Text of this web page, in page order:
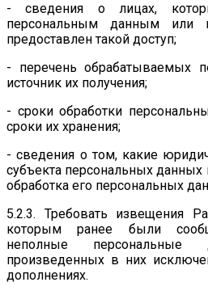
- сведения о лицах,
персональным данным или
предоставлен такой доступ;
- перечень обрабатываемых
источник их получения;
- сроки обработки
сроки их хранения;
- сведения о том, какие
субъекта персональных
обработка его персональных
5.2.3. Требовать извещения
которым ранее были
неполные
произведенных в них
дополнениях.